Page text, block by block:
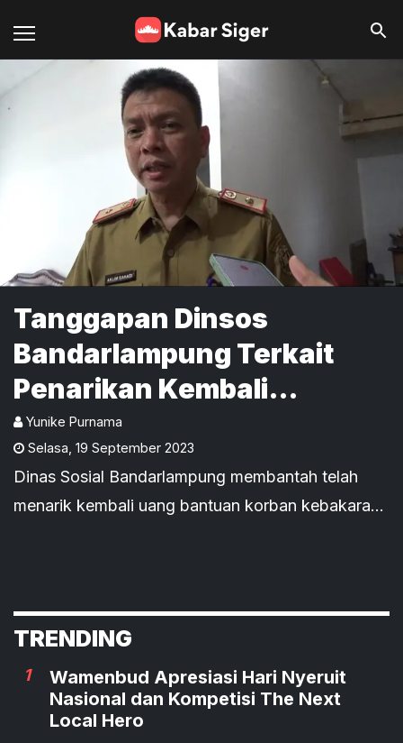
Tanggapan Dinsos
Bandarlampung Terkait
Penarikan Kembali
Bantuan Uang Korban
Kebakaran
Yunike Purnama
Selasa 19 September 2023
Dinas Sosial Bandarlampung membantah telah
menarik kembali uang bantuan korban kebakaran
TRENDING
1
Wamenbud Apresiasi Hari Nyeruit
Nasional dan Kompetisi The Next
Local Hero